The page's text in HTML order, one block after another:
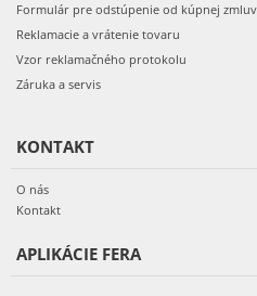
Formulár pre odstúpenie od kúpnej
Reklamacie a vrátenie tovaru
Vzor reklamačného protokolu
Záruka a servis
KONTAKT
O nás
Kontakt
APLIKÁCIE FERA